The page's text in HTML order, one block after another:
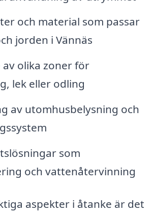
och material som passar
jorden i Vännäs
av olika zoner för
lek eller odling
av utomhusbelysning och
som
och vattenåtervinning
aspekter i åtanke är det